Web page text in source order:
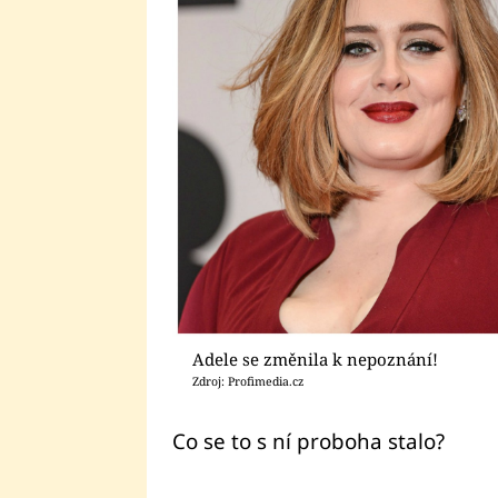
Adele se změnila k nepoznání!
Zdroj: Profimedia.cz
Co se to s ní proboha stalo?